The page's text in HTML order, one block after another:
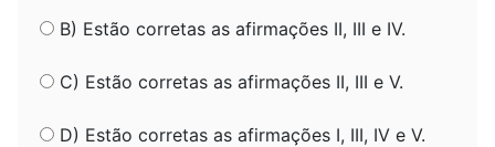
B) Estão corretas as afirmações II, III e IV.
C) Estão corretas as afirmações II, III e V.
D) Estão corretas as afirmações I, III, IV e V.